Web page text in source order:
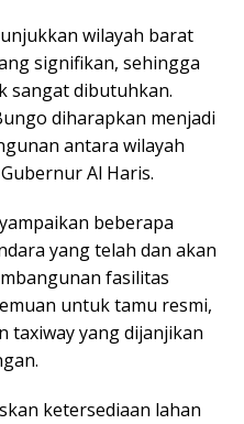
wilayah barat
signifikan, sehingga
sangat dibutuhkan.
diharapkan menjadi
antara wilayah
Al Haris.
beberapa
yang telah dan akan
fasilitas
untuk tamu resmi,
taxiway yang dijanjikan
ketersediaan lahan